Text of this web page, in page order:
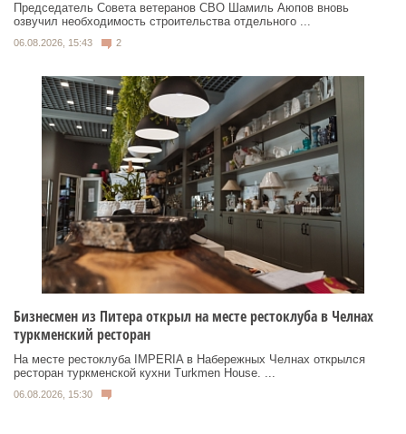
Председатель Совета ветеранов СВО Шамиль Аюпов вновь
озвучил необходимость строительства отдельного ...
06.08.2026, 15:43 2
Бизнесмен из Питера открыл на месте рестоклуба в Челнах
туркменский ресторан
На месте рестоклуба IMPERIA в Набережных Челнах открылся
ресторан туркменской кухни Turkmen House. ...
06.08.2026, 15:30